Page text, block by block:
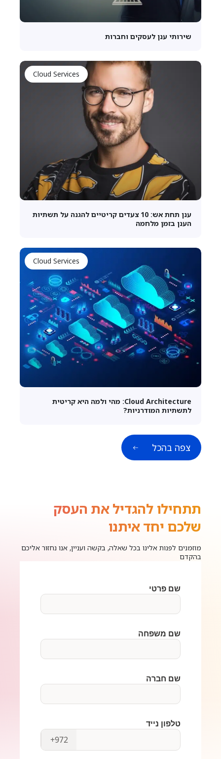
שירותי ענן לעסקים וחברות
Cloud Services
ענן תחת אש: 10 צעדים קריטיים להגנה על תשתיות
הענן בזמן מלחמה
Cloud Services
Cloud Architecture: מהי ולמה היא קריטית
לתשתיות המודרניות?
צפה בהכל
תתחילו להגדיל את העסק
שלכם יחד איתנו
מוזמנים לפנות אלינו בכל שאלה, בקשה ועניין, אנו נחזור אליכם
בהקדם